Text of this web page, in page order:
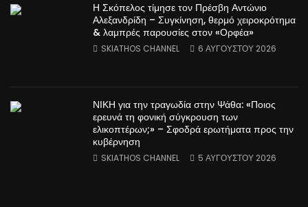
Η Σκόπελος τίμησε τον Πρέσβη Αντώνιο
Αλεξανδρίδη – Συγκίνηση, θερμό χειροκρότημα
& λαμπρές παρουσίες στον «Ορφέα»
SKIATHOS CHANNEL 6 ΑΥΓΟΎΣΤΟΥ 2026
ΝΙΚΗ για την τραγωδία στην Ψάθα: «Ποιος
ερευνά τη φονική σύγκρουση των
ελικοπτέρων;» – Σφοδρά ερωτήματα προς την
κυβέρνηση
SKIATHOS CHANNEL 5 ΑΥΓΟΎΣΤΟΥ 2026